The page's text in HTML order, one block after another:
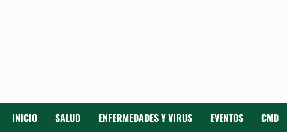
INICIO SALUD ENFERMEDADES Y VIRUS EVENTOS CMD